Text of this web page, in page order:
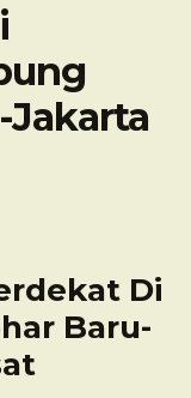
Jakarta
Di
Baru-